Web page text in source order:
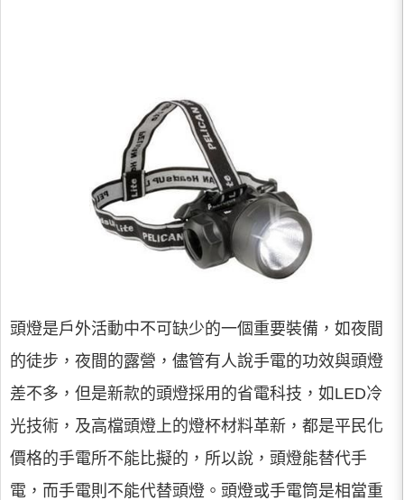
頭燈是戶外活動中不可缺少的一個重要裝備，如夜間
的徒步，夜間的露營，儘管有人說手電的功效與頭燈
差不多，但是新款的頭燈採用的省電科技，如LED冷
光技術，及高檔頭燈上的燈杯材料革新，都是平民化
價格的手電所不能比擬的，所以說，頭燈能替代手
電，而手電則不能代替頭燈。頭燈或手電筒是相當重